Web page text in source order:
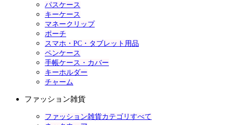
パスケース
キーケース
マネークリップ
ポーチ
スマホ・PC・タブレット用品
ペンケース
手帳ケース・カバー
キーホルダー
チャーム
ファッション雑貨
ファッション雑貨カテゴリすべて